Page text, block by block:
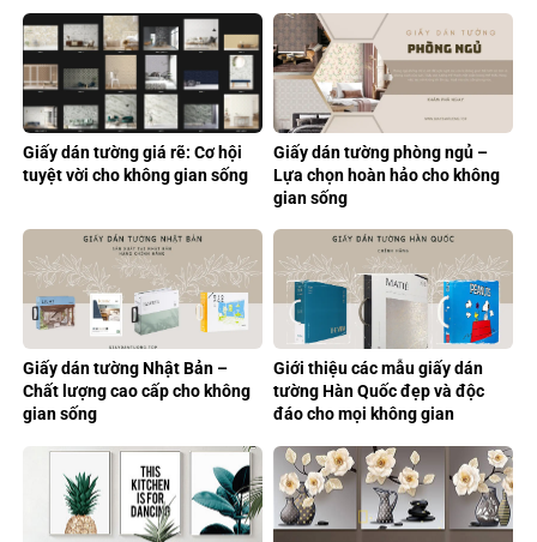
Giấy dán tường giá rẽ: Cơ hội
tuyệt vời cho không gian sống
Giấy dán tường phòng ngủ –
Lựa chọn hoàn hảo cho không
gian sống
Giấy dán tường Nhật Bản –
Chất lượng cao cấp cho không
gian sống
Giới thiệu các mẫu giấy dán
tường Hàn Quốc đẹp và độc
đáo cho mọi không gian